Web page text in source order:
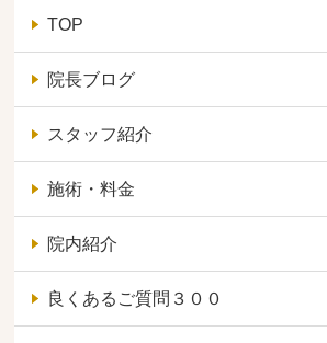
TOP
院長ブログ
スタッフ紹介
施術・料金
院内紹介
良くあるご質問３００